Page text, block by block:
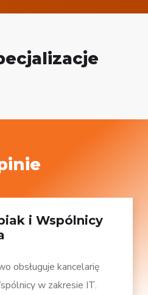
i Wspólnicy
obsługuje kancelarię
w zakresie IT.